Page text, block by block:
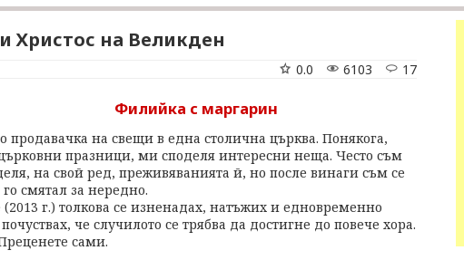
Христос на Великден
17
6103
0.0
Филийка с маргарин
продавачка на свещи в една столична църква. Понякога,
празници, ми споделя интересни неща. Често съм
на свой ред, преживяванията й, но после винаги съм се
смятал за нередно.
г.) толкова се изненадах, натъжих и едновременно
че случилото се трябва да достигне до повече хора.
сами.